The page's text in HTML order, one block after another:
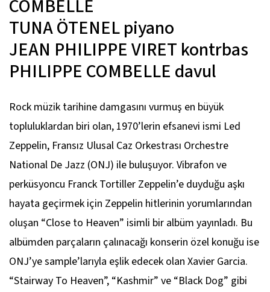
COMBELLE
TUNA ÖTENELpiyano
JEAN PHILIPPE VIRET kontrbas
PHILIPPE COMBELLE davul
Rock müzik tarihine damgasını vurmuş en büyük
topluluklardan biri olan, 1970’lerin efsanevi ismi Led
Zeppelin, Fransız Ulusal Caz Orkestrası Orchestre
National De Jazz (ONJ) ile buluşuyor. Vibrafon ve
perküsyoncu Franck Tortiller Zeppelin’e duyduğu aşkı
hayata geçirmek için Zeppelin hitlerinin yorumlarından
oluşan “Close to Heaven” isimli bir albüm yayınladı. Bu
albümden parçaların çalınacağı konserin özel konuğu ise
ONJ’ye sample’larıyla eşlik edecek olan Xavier Garcia.
“Stairway To Heaven”, “Kashmir” ve “Black Dog” gibi